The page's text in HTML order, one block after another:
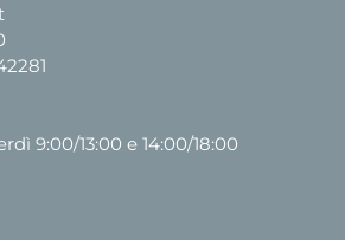
9:00/13:00 e 14:00/18:00